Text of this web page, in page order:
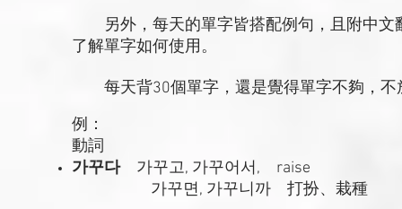
另外，每天的單字皆搭配例句，且附中文
了解單字如何使用。
每天背30個單字，還是覺得單字不夠，不
例：
動詞
가꾸다 가꾸고, 가꾸어서, raise
가꾸면, 가꾸니까 打扮、栽種